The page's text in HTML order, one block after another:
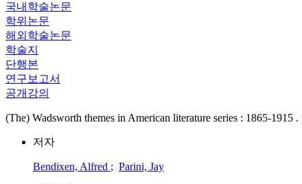
국내학술논문
학위논문
해외학술논문
학술지
단행본
연구보고서
공개강의
(The) Wadsworth themes in American literature series : 1865-1915
저자
Bendixen, Alfred ; Parini, Jay